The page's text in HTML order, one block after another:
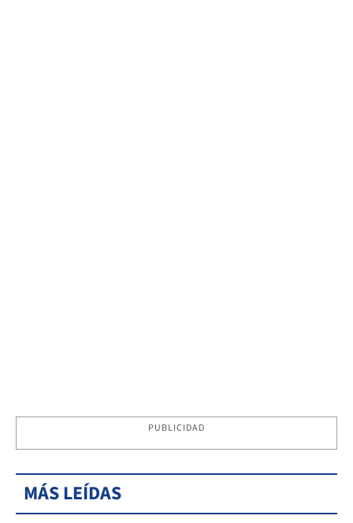
PUBLICIDAD
MÁS LEÍDAS